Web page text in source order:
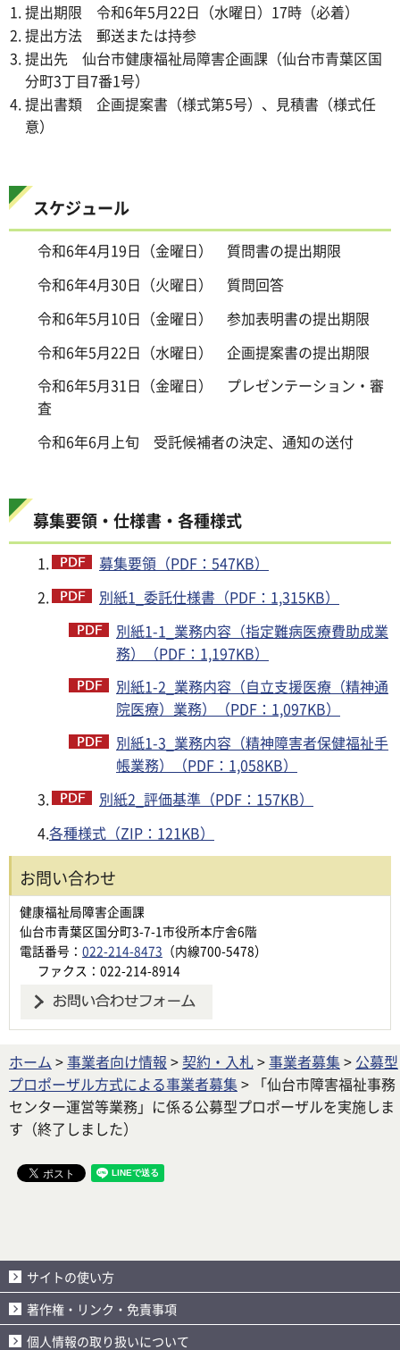
提出期限 令和6年5月22日（水曜日）17時（必着）
提出方法 郵送または持参
提出先 仙台市健康福祉局障害企画課（仙台市青葉区国
分町3丁目7番1号）
提出書類 企画提案書（様式第5号）、見積書（様式任
意）
スケジュール
令和6年4月19日（金曜日） 質問書の提出期限
令和6年4月30日（火曜日） 質問回答
令和6年5月10日（金曜日） 参加表明書の提出期限
令和6年5月22日（水曜日） 企画提案書の提出期限
令和6年5月31日（金曜日） プレゼンテーション・審
査
令和6年6月上旬 受託候補者の決定、通知の送付
募集要領・仕様書・各種様式
1.
募集要領（PDF：547KB）
2.
別紙1_委託仕様書（PDF：1,315KB）
別紙1-1_業務内容（指定難病医療費助成業
務）（PDF：1,197KB）
別紙1-2_業務内容（自立支援医療（精神通
院医療）業務）（PDF：1,097KB）
別紙1-3_業務内容（精神障害者保健福祉手
帳業務）（PDF：1,058KB）
3.
別紙2_評価基準（PDF：157KB）
4.各種様式（ZIP：121KB）
お問い合わせ
健康福祉局障害企画課
仙台市青葉区国分町3-7-1市役所本庁舎6階
電話番号： 022-214-8473 （内線700-5478）
ファクス：022-214-8914
ホーム >事業者向け情報 > 契約・入札>事業者募集 > 公募型
プロポーザル方式による事業者募集 > 「仙台市障害福祉事務
センター運営等業務」に係る公募型プロポーザルを実施しま
す（終了しました）
サイトの使い方
著作権・リンク・免責事項
個人情報の取り扱いについて